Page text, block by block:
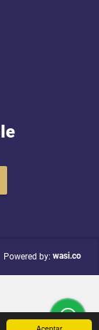
Powered by: wasi.co